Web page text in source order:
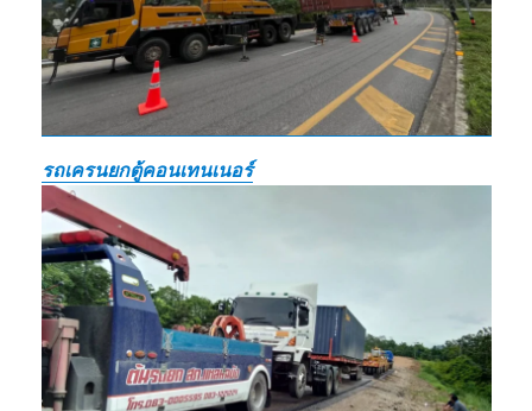
รถเครนยกตู้คอนเทนเนอร์